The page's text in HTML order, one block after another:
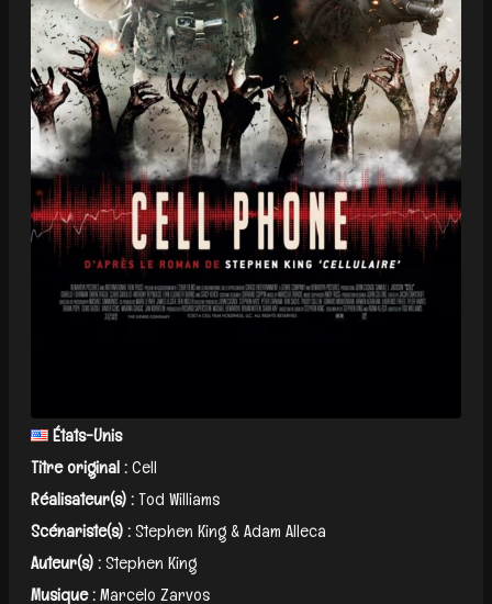
États-Unis
Titre original :Cell
Réalisateur(s) :Tod Williams
Scénariste(s) :Stephen King & Adam Alleca
Auteur(s) :Stephen King
Musique :Marcelo Zarvos